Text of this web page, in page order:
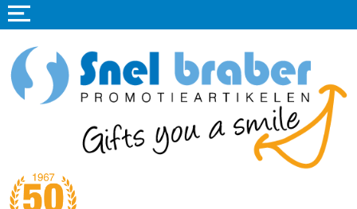
Home
Promotieartikelen
Tassen